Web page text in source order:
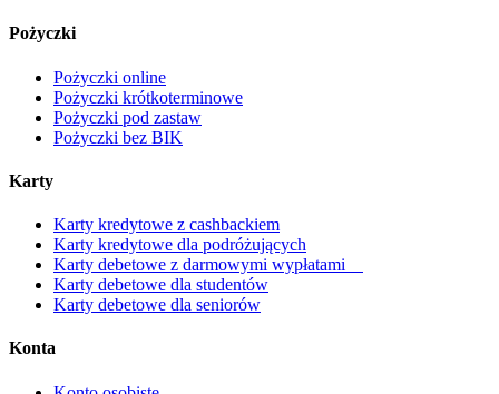
Pożyczki
Pożyczki online
Pożyczki krótkoterminowe
Pożyczki pod zastaw
Pożyczki bez BIK
Karty
Karty kredytowe z cashbackiem
Karty kredytowe dla podróżujących
Karty debetowe z darmowymi wypłatami
Karty debetowe dla studentów
Karty debetowe dla seniorów
Konta